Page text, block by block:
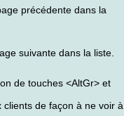
précédente dans la
suivante dans la liste.
de touches <AltGr> et
de façon à ne voir